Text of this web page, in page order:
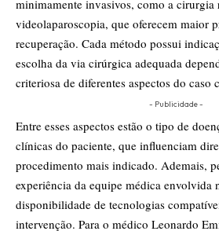
minimamente invasivos, como a cirurgia
videolaparoscopia, que oferecem maior
recuperação. Cada método possui
escolha da via cirúrgica adequada
criteriosa de diferentes aspectos do caso
- Publicidade -
Entre esses aspectos estão o tipo de
clínicas do paciente, que influenciam
procedimento mais indicado. Ademais,
experiência da equipe médica envolvida
disponibilidade de tecnologias
intervenção. Para o médico Leonardo